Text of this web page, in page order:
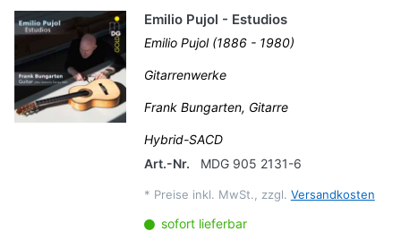
Emilio Pujol - Estudios
Emilio Pujol (1886 - 1980)
Gitarrenwerke
Frank Bungarten, Gitarre
Hybrid-SACD
Art.-Nr.
MDG 905 2131-6
* Preise inkl. MwSt., zzgl. Versandkosten
sofort lieferbar